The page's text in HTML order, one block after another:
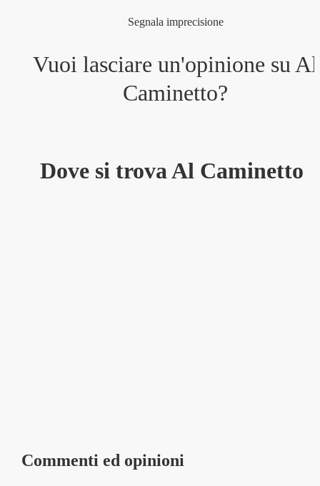
Segnala imprecisione
Vuoi lasciare un'opinione su Al
Caminetto?
Dove si trova Al Caminetto
Commenti ed opinioni